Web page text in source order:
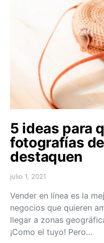
5 ideas para
fotografías
destaquen
julio 1, 2021
Vender en línea es la
negocios que quieren
llegar a zonas
¡Como el tuyo! Pero…